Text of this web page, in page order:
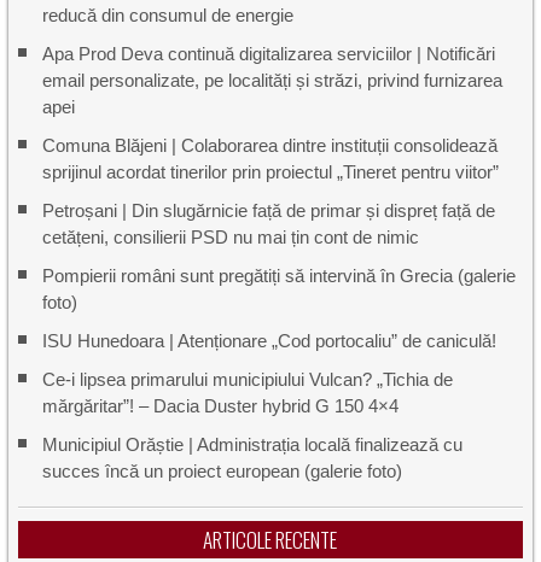
reducă din consumul de energie
Apa Prod Deva continuă digitalizarea serviciilor | Notificări
email personalizate, pe localități și străzi, privind furnizarea
apei
Comuna Blăjeni | Colaborarea dintre instituții consolidează
sprijinul acordat tinerilor prin proiectul „Tineret pentru viitor”
Petroșani | Din slugărnicie față de primar și dispreț față de
cetățeni, consilierii PSD nu mai țin cont de nimic
Pompierii români sunt pregătiți să intervină în Grecia (galerie
foto)
ISU Hunedoara | Atenționare „Cod portocaliu” de caniculă!
Ce-i lipsea primarului municipiului Vulcan? „Tichia de
mărgăritar”! – Dacia Duster hybrid G 150 4×4
Municipiul Orăștie | Administrația locală finalizează cu
succes încă un proiect european (galerie foto)
ARTICOLE RECENTE